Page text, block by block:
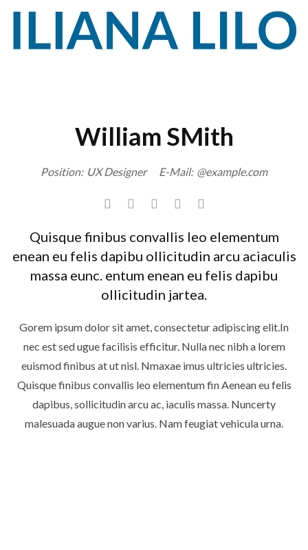
William SMith
Position: UX Designer E-Mail: @example.com
Quisque finibus convallis leo elementum
enean eu felis dapibu ollicitudin arcu aciaculis
massa eunc. entum enean eu felis dapibu
ollicitudin jartea.
Gorem ipsum dolor sit amet, consectetur adipiscing elit.In
nec est sed ugue facilisis efficitur. Nulla nec nibh a lorem
euismod finibus at ut nisl. Nmaxae imus ultricies ultricies.
Quisque finibus convallis leo elementum fin Aenean eu felis
dapibus, sollicitudin arcu ac, iaculis massa. Nuncerty
malesuada augue non varius. Nam feugiat vehicula urna.